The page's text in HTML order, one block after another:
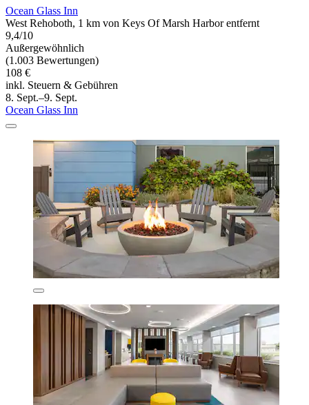
Ocean Glass Inn
West Rehoboth, 1 km von Keys Of Marsh Harbor entfernt
9,4/10
Außergewöhnlich
(1.003 Bewertungen)
108 €
inkl. Steuern & Gebühren
8. Sept.–9. Sept.
Ocean Glass Inn